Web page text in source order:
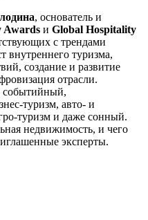
, основатель и
Awards и Global Hospitality
с трендами
внутреннего туризма,
создание и развитие
отрасли.
событийный,
туризм, авто- и
туризм и даже сонный.
недвижимость, и чего
эксперты.